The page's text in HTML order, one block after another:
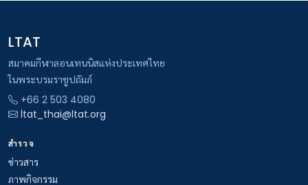
LTAT
สมาคมกีฬาลอนเทนนิสแห่งประเทศไทย
ในพระบรมราชูปถัมภ์
+66 2 503 4080
ltat_thai@ltat.org
สำรวจ
ข่าวสาร
ภาพกิจกรรม